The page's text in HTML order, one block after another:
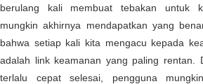
berulang kali membuat tebakan untuk
mungkin akhirnya mendapatkan yang
bahwa setiap kali kita mengacu kepada
adalah link keamanan yang paling rentan.
terlalu cepat selesai, pengguna